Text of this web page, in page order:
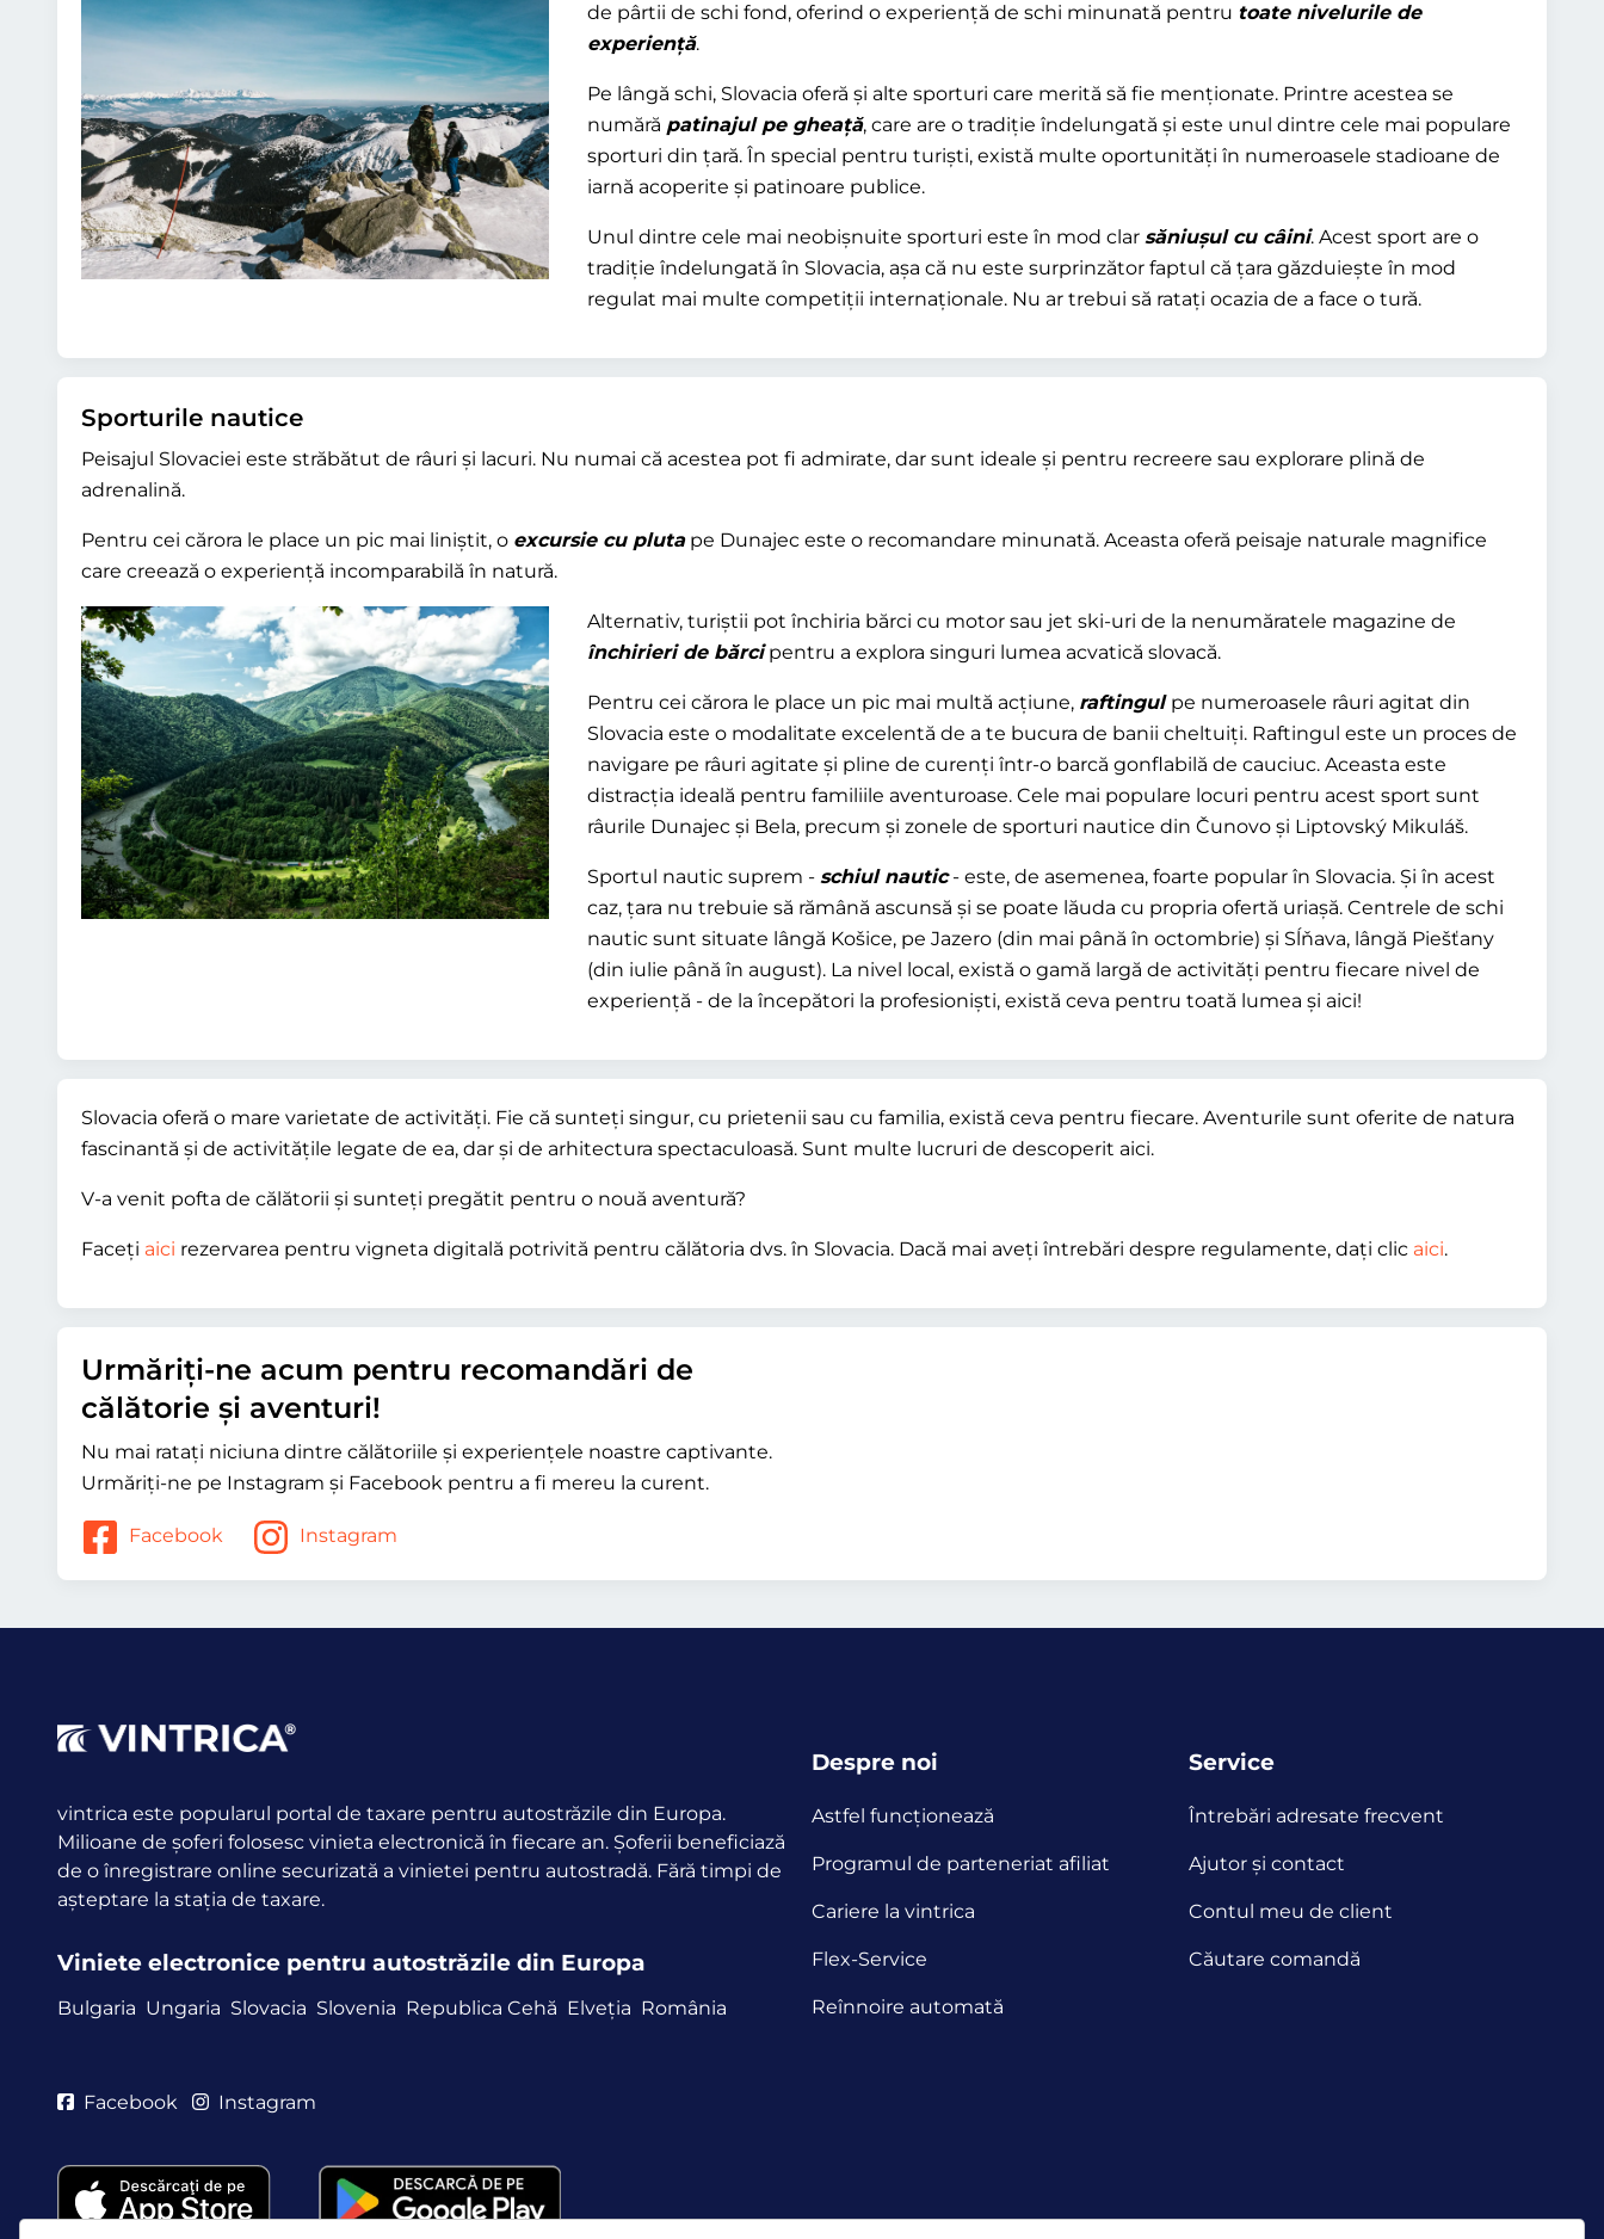
de pârtii de schi fond, oferind o experiență de schi minunată pentru toate nivelurile de
experiență.
Pe lângă schi, Slovacia oferă și alte sporturi care merită să fie menționate. Printre acestea se
numără patinajul pe gheață, care are o tradiție îndelungată și este unul dintre cele mai populare
sporturi din țară. În special pentru turiști, există multe oportunități în numeroasele stadioane de
iarnă acoperite și patinoare publice.
Unul dintre cele mai neobișnuite sporturi este în mod clar săniușul cu câini. Acest sport are o
tradiție îndelungată în Slovacia, așa că nu este surprinzător faptul că țara găzduiește în mod
regulat mai multe competiții internaționale. Nu ar trebui să ratați ocazia de a face o tură.
Sporturile nautice
Peisajul Slovaciei este străbătut de râuri și lacuri. Nu numai că acestea pot fi admirate, dar sunt ideale și pentru recreere sau explorare plină de
adrenalină.
Pentru cei cărora le place un pic mai liniștit, o excursie cu plutape Dunajec este o recomandare minunată. Aceasta oferă peisaje naturale magnifice
care creează o experiență incomparabilă în natură.
Alternativ, turiștii pot închiria bărci cu motor sau jet ski-uri de la nenumăratele magazine de
închirieri de bărcipentru a explora singuri lumea acvatică slovacă.
Pentru cei cărora le place un pic mai multă acțiune, raftingul pe numeroasele râuri agitat din
Slovacia este o modalitate excelentă de a te bucura de banii cheltuiți. Raftingul este un proces de
navigare pe râuri agitate și pline de curenți într-o barcă gonflabilă de cauciuc. Aceasta este
distracția ideală pentru familiile aventuroase. Cele mai populare locuri pentru acest sport sunt
râurile Dunajec și Bela, precum și zonele de sporturi nautice din Čunovo și Liptovský Mikuláš.
Sportul nautic suprem - schiul nautic- este, de asemenea, foarte popular în Slovacia. Și în acest
caz, țara nu trebuie să rămână ascunsă și se poate lăuda cu propria ofertă uriașă. Centrele de schi
nautic sunt situate lângă Košice, pe Jazero (din mai până în octombrie) și Sĺňava, lângă Piešťany
(din iulie până în august). La nivel local, există o gamă largă de activități pentru fiecare nivel de
experiență - de la începători la profesioniști, există ceva pentru toată lumea și aici!
Slovacia oferă o mare varietate de activități. Fie că sunteți singur, cu prietenii sau cu familia, există ceva pentru fiecare. Aventurile sunt oferite de natura
fascinantă și de activitățile legate de ea, dar și de arhitectura spectaculoasă. Sunt multe lucruri de descoperit aici.
V-a venit pofta de călătorii și sunteți pregătit pentru o nouă aventură?
Faceți aici rezervarea pentru vigneta digitală potrivită pentru călătoria dvs. în Slovacia. Dacă mai aveți întrebări despre regulamente, dați clic aici.
Urmăriți-ne acum pentru recomandări de
călătorie și aventuri!
Nu mai ratați niciuna dintre călătoriile și experiențele noastre captivante.
Urmăriți-ne pe Instagram și Facebook pentru a fi mereu la curent.
Facebook Instagram
vintrica este popularul portal de taxare pentru autostrăzile din Europa.
Milioane de șoferi folosesc vinieta electronică în fiecare an. Șoferii beneficiază
de o înregistrare online securizată a vinietei pentru autostradă. Fără timpi de
așteptare la stația de taxare.
Viniete electronice pentru autostrăzile din Europa
Bulgaria Ungaria Slovacia Slovenia Republica Cehă Elveția România
Despre noi
Astfel funcţionează
Programul de parteneriat afiliat
Cariere la vintrica
Flex-Service
Reînnoire automată
Service
Întrebări adresate frecvent
Ajutor și contact
Contul meu de client
Căutare comandă
Facebook Instagram